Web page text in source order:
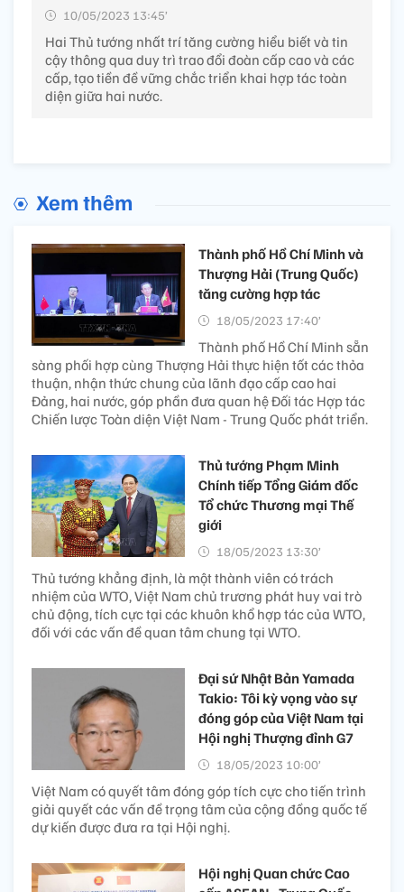
10/05/2023 13:45’
Hai Thủ tướng nhất trí tăng cường hiểu biết và tin
cậy thông qua duy trì trao đổi đoàn cấp cao và các
cấp, tạo tiền đề vững chắc triển khai hợp tác toàn
diện giữa hai nước.
Xem thêm
Thành phố Hồ Chí Minh và
Thượng Hải (Trung Quốc)
tăng cường hợp tác
18/05/2023 17:40’
Thành phố Hồ Chí Minh sẵn
sàng phối hợp cùng Thượng Hải thực hiện tốt các thỏa
thuận, nhận thức chung của lãnh đạo cấp cao hai
Đảng, hai nước, góp phần đưa quan hệ Đối tác Hợp tác
Chiến lược Toàn diện Việt Nam - Trung Quốc phát triển.
Thủ tướng Phạm Minh
Chính tiếp Tổng Giám đốc
Tổ chức Thương mại Thế
giới
18/05/2023 13:30’
Thủ tướng khẳng định, là một thành viên có trách
nhiệm của WTO, Việt Nam chủ trương phát huy vai trò
chủ động, tích cực tại các khuôn khổ hợp tác của WTO,
đối với các vấn đề quan tâm chung tại WTO.
Đại sứ Nhật Bản Yamada
Takio: Tôi kỳ vọng vào sự
đóng góp của Việt Nam tại
Hội nghị Thượng đỉnh G7
18/05/2023 10:00’
Việt Nam có quyết tâm đóng góp tích cực cho tiến trình
giải quyết các vấn đề trọng tâm của cộng đồng quốc tế
dự kiến được đưa ra tại Hội nghị.
Hội nghị Quan chức Cao